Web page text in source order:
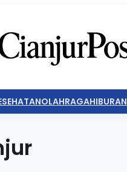
OLAHRAGAHIBURAN